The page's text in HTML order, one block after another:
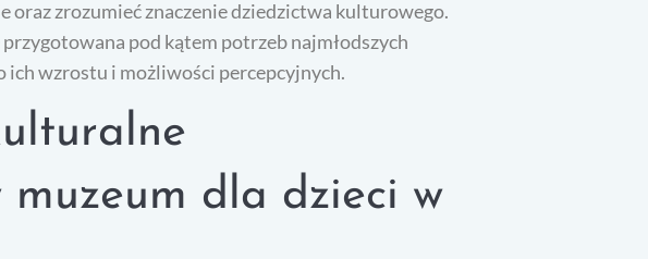
oraz zrozumieć znaczenie dziedzictwa kulturowego.
pod kątem potrzeb najmłodszych
ich wzrostu i możliwości percepcyjnych.
muzeum dla dzieci w